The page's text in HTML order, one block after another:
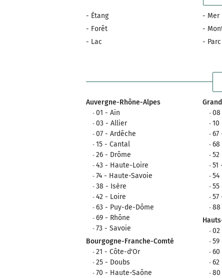
- Étang
- Forêt
- Lac
- Mer
-
-
Auvergne-Rhône-Alpes
01 - Ain
03 - Allier
07 - Ardêche
15 - Cantal
26 - Drôme
43 - Haute-Loire
74 - Haute-Savoie
38 - Isère
42 - Loire
63 - Puy-de-Dôme
69 - Rhône
73 - Savoie
Bourgogne-Franche-Comté
21 - Côte-d'Or
25 - Doubs
70 - Haute-Saône
08
10
67
68
52
51
55
57
88
02
59
60
62
80